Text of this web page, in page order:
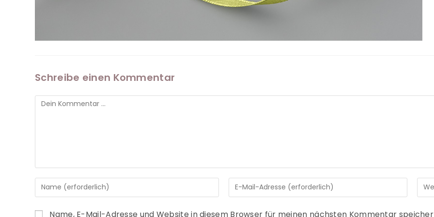
Schreibe einen Kommentar
Name, E-Mail-Adresse und Website in diesem Browser für meinen nächsten Kommentar